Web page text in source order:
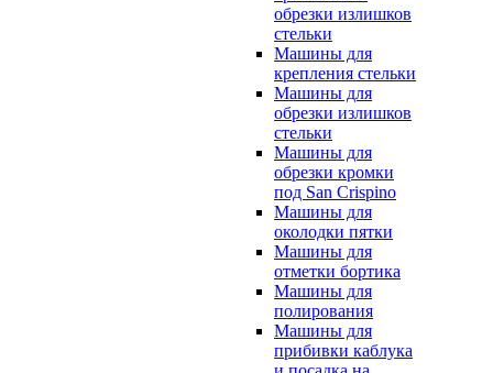
обрезки излишков
стельки
Машины для
крепления стельки
Машины для
обрезки излишков
стельки
Машины для
обрезки кромки
под San Crispino
Машины для
околодки пятки
Машины для
отметки бортика
Машины для
полирования
Машины для
прибивки каблука